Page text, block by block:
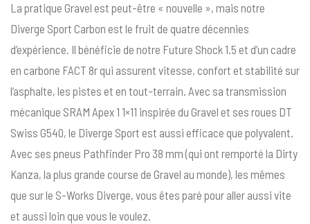
La pratique Gravel est peut-être « nouvelle », mais notre
Diverge Sport Carbon est le fruit de quatre décennies
d’expérience. Il bénéficie de notre Future Shock 1.5 et d’un cadre
en carbone FACT 8r qui assurent vitesse, confort et stabilité sur
l’asphalte, les pistes et en tout-terrain. Avec sa transmission
mécanique SRAM Apex 1 1×11 inspirée du Gravel et ses roues DT
Swiss G540, le Diverge Sport est aussi efficace que polyvalent.
Avec ses pneus Pathfinder Pro 38 mm (qui ont remporté la Dirty
Kanza, la plus grande course de Gravel au monde), les mêmes
que sur le S-Works Diverge, vous êtes paré pour aller aussi vite
et aussi loin que vous le voulez.